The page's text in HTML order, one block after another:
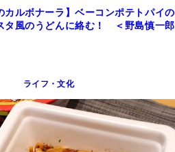
カルボナーラ】ベーコンポテトパイの
タ風のうどんに絡む！ ＜野島慎一郎
ライフ・文化